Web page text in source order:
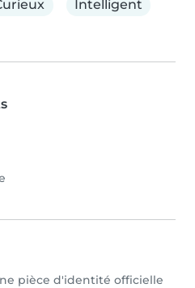
Intelligent
pièce d'identité officielle